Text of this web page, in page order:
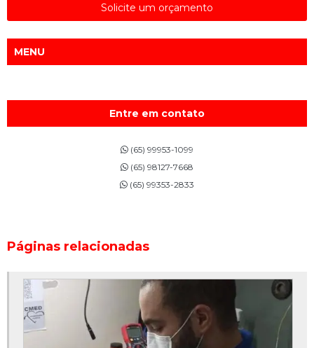
Solicite um orçamento
MENU
Entre em contato
(65) 99953-1099
(65) 98127-7668
(65) 99353-2833
Páginas relacionadas